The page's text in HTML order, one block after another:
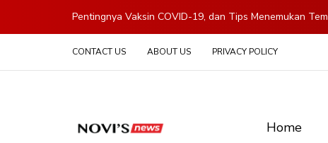
Pentingnya Vaksin COVID-19, dan Tips Menemukan
CONTACT US ABOUT US PRIVACY POLICY
Home